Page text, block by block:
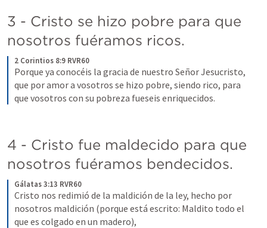
3 - Cristo se hizo pobre para que
nosotros fuéramos ricos.
2 Corintios 8:9 RVR60
Porque ya conocéis la gracia de nuestro Señor Jesucristo,
que por amor a vosotros se hizo pobre, siendo rico, para
que vosotros con su pobreza fueseis enriquecidos.
4 - Cristo fue maldecido para que
nosotros fuéramos bendecidos.
Gálatas 3:13 RVR60
Cristo nos redimió de la maldición de la ley, hecho por
nosotros maldición (porque está escrito: Maldito todo el
que es colgado en un madero),